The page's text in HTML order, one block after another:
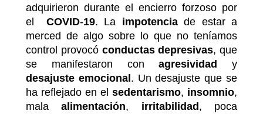
adquirieron durante el encierro forzoso por
el
COVID-19. La impotenciade estar a
merced de algo sobre lo que no teníamos
control provocó conductas depresivas, que
se manifestaron conagresividad
y
desajuste emocional . Un desajuste que se
ha reflejado en el sedentarismo, insomnio,
malaalimentación, irritabilidad , poca